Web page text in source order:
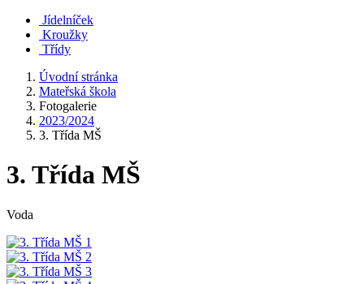
Jídelníček
Kroužky
Třídy
Úvodní stránka
Mateřská škola
Fotogalerie
2023/2024
3. Třída MŠ
3. Třída MŠ
Voda